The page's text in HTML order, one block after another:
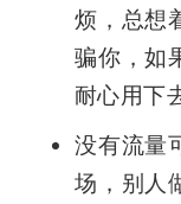
专
题
爱
烦，总想
骗你，如
耐心用下
没有流量
场，别人